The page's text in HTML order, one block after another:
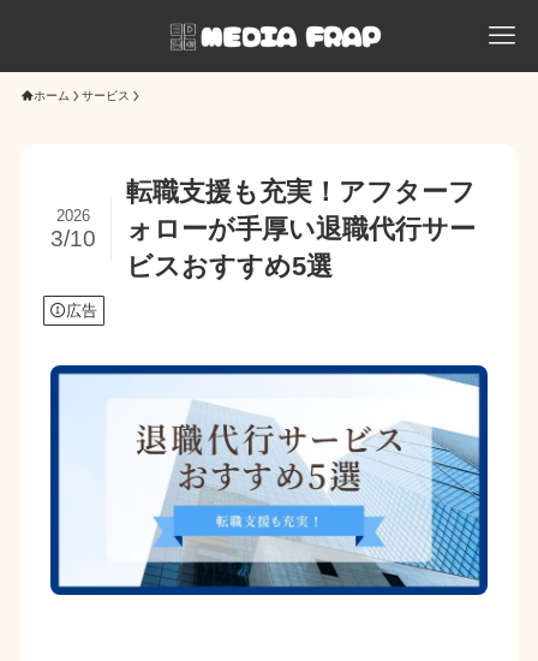
ホーム サービス
転職支援も充実！アフターフ
ォローが手厚い退職代行サー
ビスおすすめ5選
2026
3/10
広告